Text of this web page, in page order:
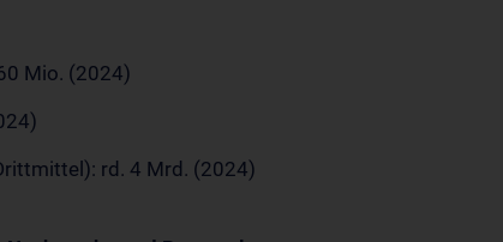
Mio. (2024)
rd. 4 Mrd. (2024)